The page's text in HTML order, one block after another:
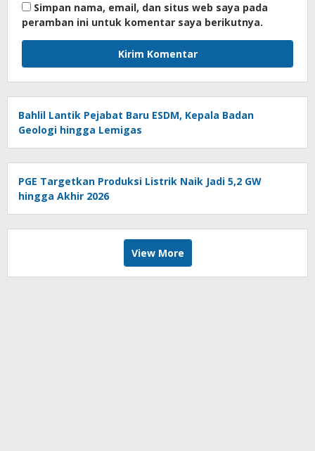
Simpan nama, email, dan situs web saya pada
peramban ini untuk komentar saya berikutnya.
Bahlil Lantik Pejabat Baru ESDM, Kepala Badan
Geologi hingga Lemigas
PGE Targetkan Produksi Listrik Naik Jadi 5,2 GW
hingga Akhir 2026
View More